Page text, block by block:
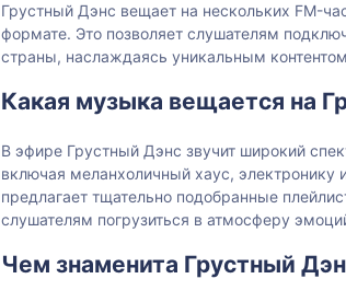
Грустный Дэнс вещает на нескольких FM-
формате. Это позволяет слушателям
страны, наслаждаясь уникальным
Какая музыка вещается на
В эфире Грустный Дэнс звучит широкий
включая меланхоличный хаус,
предлагает тщательно подобранные
слушателям погрузиться в атмосферу
Чем знаменита Грустный